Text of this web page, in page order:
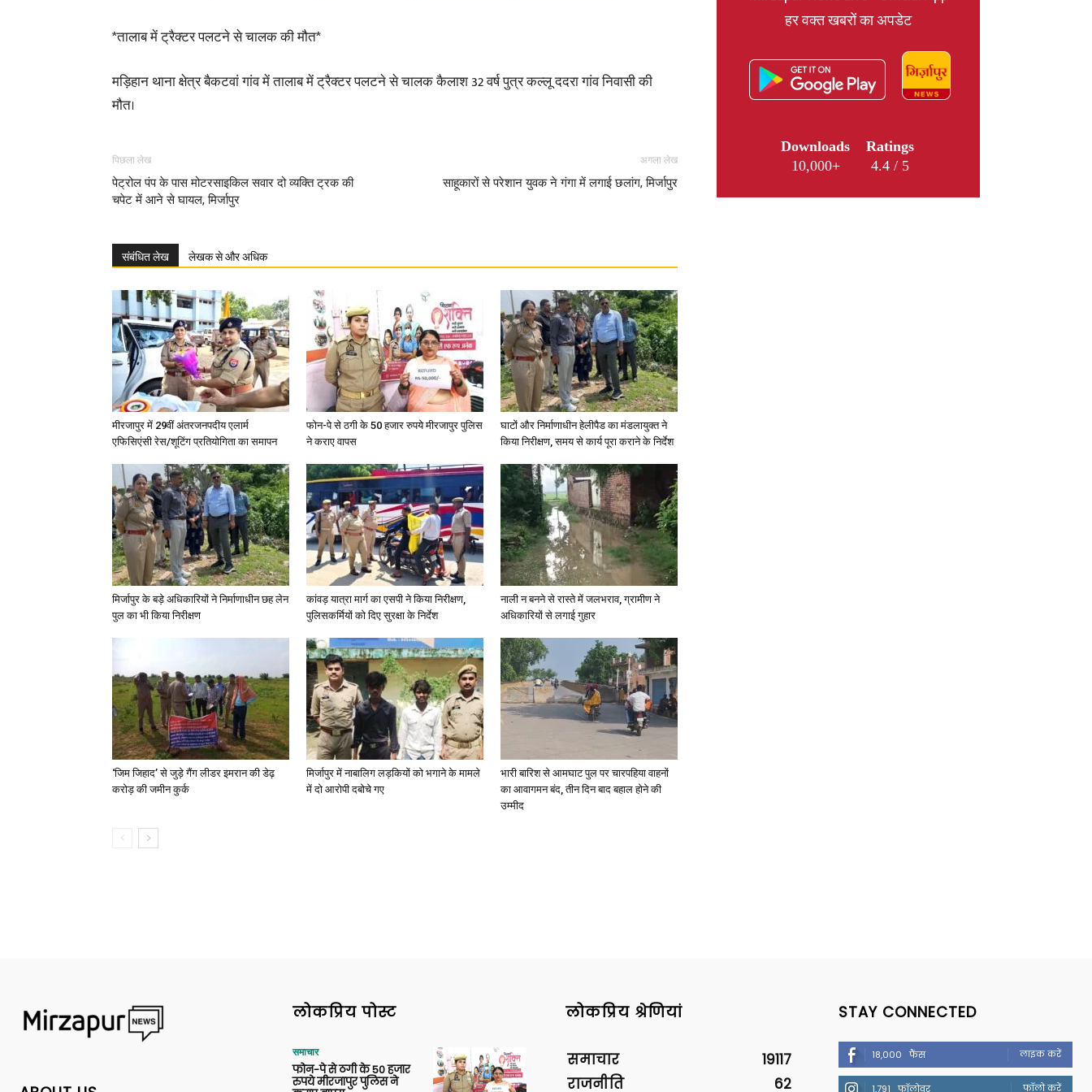
News,
News
in
Hindi,
Today
Hindi
*तालाब में ट्रैक्टर पलटने से चालक की मौत*
मड़िहान थाना क्षेत्र बैकटवां गांव में तालाब में ट्रैक्टर पलटने से चालक कैलाश 32 वर्ष पुत्र कल्लू ददरा गांव निवासी की
मौत।
पिछला लेख
पेट्रोल पंप के पास मोटरसाइकिल सवार दो व्यक्ति ट्रक की
चपेट में आने से घायल, मिर्जापुर
अगला लेख
साहूकारों से परेशान युवक ने गंगा में लगाई छलांग, मिर्जापुर
संबंधित लेख लेखक से और अधिक
मीरजापुर में 29वीं अंतरजनपदीय एलार्म
एफिसिएंसी रेस/शूटिंग प्रतियोगिता का समापन
फोन-पे से ठगी के 50 हजार रुपये मीरजापुर पुलिस
ने कराए वापस
घाटों और निर्माणाधीन हेलीपैड का मंडलायुक्त ने
किया निरीक्षण, समय से कार्य पूरा कराने के निर्देश
मिर्जापुर के बड़े अधिकारियों ने निर्माणाधीन छह लेन
पुल का भी किया निरीक्षण
कांवड़ यात्रा मार्ग का एसपी ने किया निरीक्षण,
पुलिसकर्मियों को दिए सुरक्षा के निर्देश
नाली न बनने से रास्ते में जलभराव, ग्रामीण ने
अधिकारियों से लगाई गुहार
‘जिम जिहाद’ से जुड़े गैंग लीडर इमरान की डेढ़
करोड़ की जमीन कुर्क
मिर्जापुर में नाबालिग लड़कियों को भगाने के मामले
में दो आरोपी दबोचे गए
भारी बारिश से आमघाट पुल पर चारपहिया वाहनों
का आवागमन बंद, तीन दिन बाद बहाल होने की
उम्मीद
हर वक्त खबरों का अपडेट
Downloads
10,000+
Ratings
4.4 / 5
लोकप्रिय पोस्ट
समाचार
फोन-पे से ठगी के 50 हजार
रुपये मीरजापुर पुलिस ने
लोकप्रिय श्रेणियां
समाचार
19117
राजनीति
62
STAY CONNECTED
18,000 फैंस लाइक करें
1,791 फॉलोवर फॉलो करें